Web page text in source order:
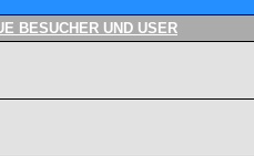
BESUCHER UND USER